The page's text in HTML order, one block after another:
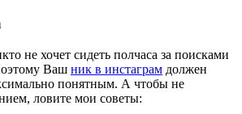
не хочет сидеть полчаса за поисками
Ваш ник в инстаграм должен
понятным. А чтобы не
ловите мои советы: